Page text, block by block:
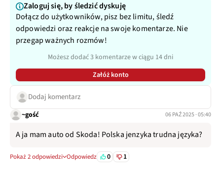
Zaloguj się, by śledzić dyskuję
Dołącz do użytkowników, pisz bez limitu, śledź
odpowiedzi oraz reakcje na swoje komentarze. Nie
przegap ważnych rozmów!
Możesz dodać 3 komentarze w ciągu 14 dni
Załóż konto
Dodaj komentarz
~gość 06 PAŹ 2025 · 05:40
A ja mam auto od Skoda! Polska jenzyka trudna języka?
Pokaż 2 odpowiedzi Odpowiedz 0 1